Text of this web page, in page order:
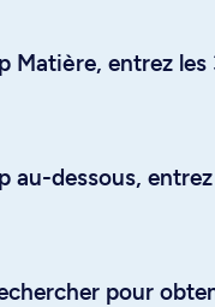
Matière, entrez
au-dessous,
pour